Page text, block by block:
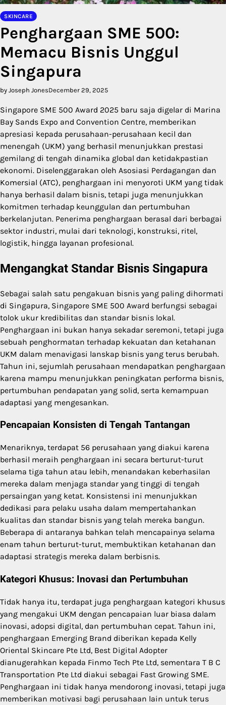
SKINCARE
Penghargaan SME 500:
Memacu Bisnis Unggul
Singapura
by Joseph JonesDecember 29, 2025
Singapore SME 500 Award 2025 baru saja digelar di Marina
Bay Sands Expo and Convention Centre, memberikan
apresiasi kepada perusahaan-perusahaan kecil dan
menengah (UKM) yang berhasil menunjukkan prestasi
gemilang di tengah dinamika global dan ketidakpastian
ekonomi. Diselenggarakan oleh Asosiasi Perdagangan dan
Komersial (ATC), penghargaan ini menyoroti UKM yang tidak
hanya berhasil dalam bisnis, tetapi juga menunjukkan
komitmen terhadap keunggulan dan pertumbuhan
berkelanjutan. Penerima penghargaan berasal dari berbagai
sektor industri, mulai dari teknologi, konstruksi, ritel,
logistik, hingga layanan profesional.
Mengangkat Standar Bisnis Singapura
Sebagai salah satu pengakuan bisnis yang paling dihormati
di Singapura, Singapore SME 500 Award berfungsi sebagai
tolok ukur kredibilitas dan standar bisnis lokal.
Penghargaan ini bukan hanya sekadar seremoni, tetapi juga
sebuah penghormatan terhadap kekuatan dan ketahanan
UKM dalam menavigasi lanskap bisnis yang terus berubah.
Tahun ini, sejumlah perusahaan mendapatkan penghargaan
karena mampu menunjukkan peningkatan performa bisnis,
pertumbuhan pendapatan yang solid, serta kemampuan
adaptasi yang mengesankan.
Pencapaian Konsisten di Tengah Tantangan
Menariknya, terdapat 56 perusahaan yang diakui karena
berhasil meraih penghargaan ini secara berturut-turut
selama tiga tahun atau lebih, menandakan keberhasilan
mereka dalam menjaga standar yang tinggi di tengah
persaingan yang ketat. Konsistensi ini menunjukkan
dedikasi para pelaku usaha dalam mempertahankan
kualitas dan standar bisnis yang telah mereka bangun.
Beberapa di antaranya bahkan telah mencapainya selama
enam tahun berturut-turut, membuktikan ketahanan dan
adaptasi strategis mereka dalam berbisnis.
Kategori Khusus: Inovasi dan Pertumbuhan
Tidak hanya itu, terdapat juga penghargaan kategori khusus
yang mengakui UKM dengan pencapaian luar biasa dalam
inovasi, adopsi digital, dan pertumbuhan cepat. Tahun ini,
penghargaan Emerging Brand diberikan kepada Kelly
Oriental Skincare Pte Ltd, Best Digital Adopter
dianugerahkan kepada Finmo Tech Pte Ltd, sementara T B C
Transportation Pte Ltd diakui sebagai Fast Growing SME.
Penghargaan ini tidak hanya mendorong inovasi, tetapi juga
memberikan motivasi bagi perusahaan lain untuk terus